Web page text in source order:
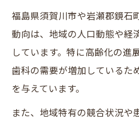
福島県須賀川市や岩瀬郡鏡石
動向は、地域の人口動態や経
しています。特に高齢化の進
歯科の需要が増加しているた
を与えています。
また、地域特有の競合状況や